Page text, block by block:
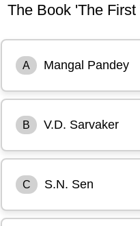
The Book 'The
A Mangal Pandey
B V.D. Sarvaker
C S.N. Sen